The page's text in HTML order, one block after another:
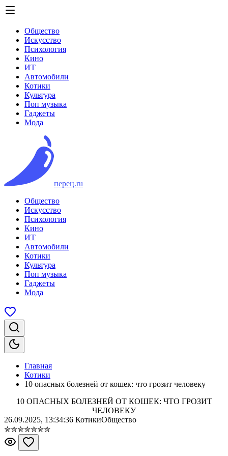
Общество
Искусство
Психология
Кино
ИТ
Автомобили
Котики
Культура
Поп музыка
Гаджеты
Мода
перец.ru
Общество
Искусство
Психология
Кино
ИТ
Автомобили
Котики
Культура
Поп музыка
Гаджеты
Мода
Главная
Котики
10 опасных болезней от кошек: что грозит человеку
10 ОПАСНЫХ БОЛЕЗНЕЙ ОТ КОШЕК: ЧТО ГРОЗИТ
ЧЕЛОВЕКУ
26.09.2025, 13:34:36 КотикиОбщество
✮✮✮✮✮✮✮